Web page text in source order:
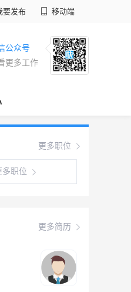
要发布 移动端
公众号
更多工作
更多职位
多职位
更多简历